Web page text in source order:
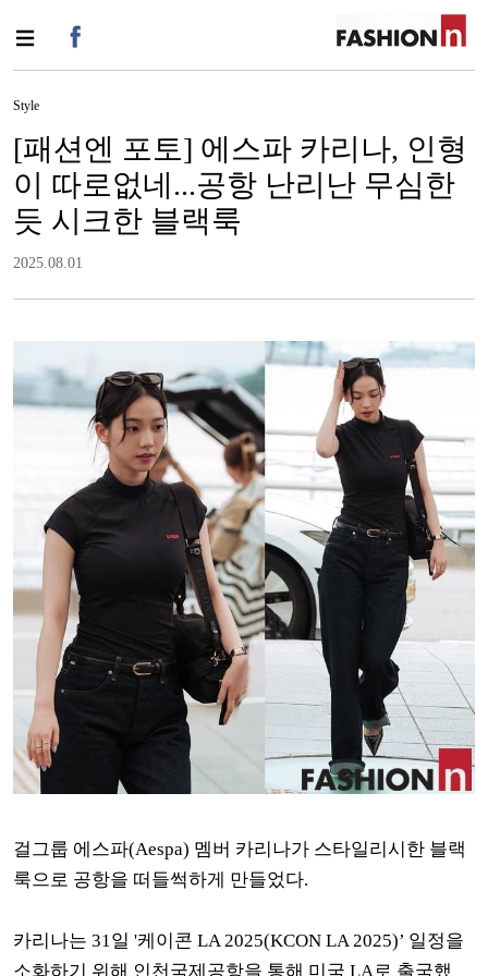
Style
[패션엔 포토] 에스파 카리나, 인형
이 따로없네...공항 난리난 무심한
듯 시크한 블랙룩
2025.08.01
걸그룹 에스파(Aespa) 멤버 카리나가 스타일리시한 블랙
룩으로 공항을 떠들썩하게 만들었다.
카리나는 31일 '케이콘 LA 2025(KCON LA 2025)’ 일정을
소화하기 위해 인천국제공항을 통해 미국 LA로 출국했